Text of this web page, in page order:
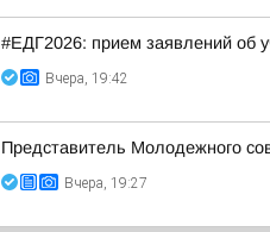
#ЕДГ2026: прием заявлений об
Вчера, 19:42
Представитель Молодежного
Вчера, 19:27